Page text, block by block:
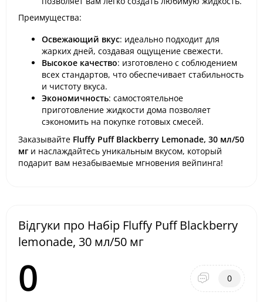
Преимущества:
Освежающий вкус: идеально подходит для
жарких дней, создавая ощущение свежести.
Высокое качество: изготовлено с соблюдением
всех стандартов, что обеспечивает стабильность
и чистоту вкуса.
Экономичность: самостоятельное
приготовление жидкости дома позволяет
сэкономить на покупке готовых смесей.
Заказывайте Fluffy Puff Blackberry Lemonade, 30 мл/50
мг и наслаждайтесь уникальным вкусом, который
подарит вам незабываемые мгновения вейпинга!
Відгуки про Набір Fluffy Puff Blackberry
lemonade, 30 мл/50 мг
0 0